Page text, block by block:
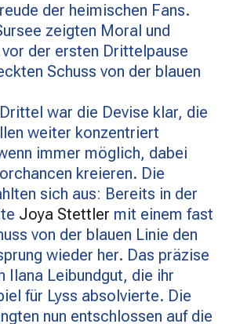
der heimischen Fans.
zeigten Moral und
der ersten Drittelpause
Schuss von der blauen
war die Devise klar, die
weiter konzentriert
immer möglich, dabei
kreieren. Die
sich aus: Bereits in der
Joya Stettler mit einem fast
von der blauen Linie den
wieder her. Das präzise
Ilana Leibundgut, die ihr
für Lyss absolvierte. Die
nun entschlossen auf die